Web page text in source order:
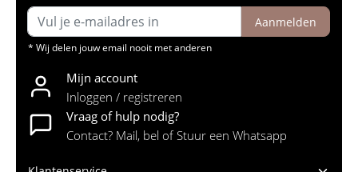
Aanmelden
* Wij delen jouw email nooit met anderen
Mijn account
Inloggen / registreren
Vraag of hulp nodig?
Contact? Mail, bel of Stuur een Whatsapp